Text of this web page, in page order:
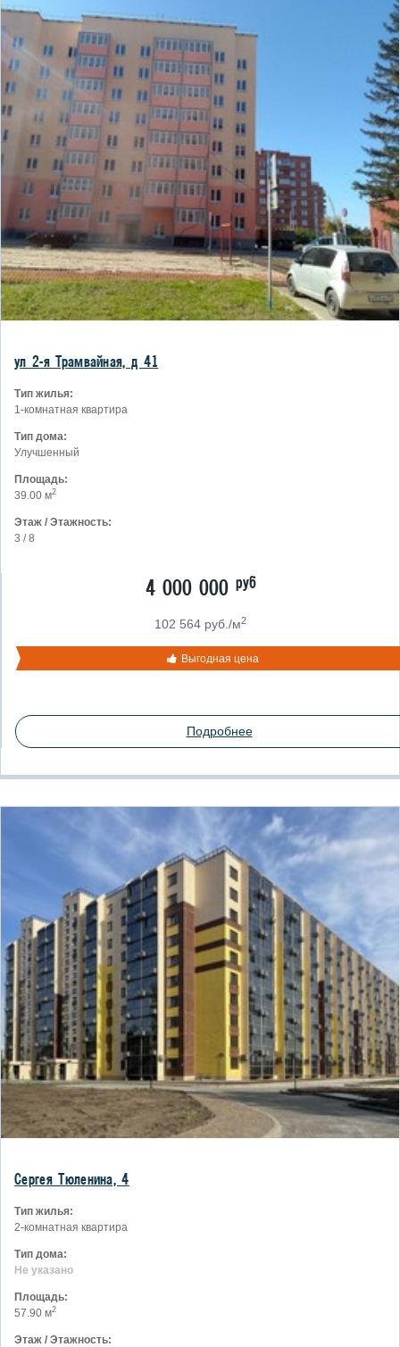
ул 2-я Трамвайная, д 41
Тип жилья:
1-комнатная квартира
Тип дома:
Улучшенный
Площадь:
39.00 м2
Этаж / Этажность:
3 / 8
4 000 000 руб
102 564 руб./м2
Выгодная цена
Подробнее
Сергея Тюленина, 4
Тип жилья:
2-комнатная квартира
Тип дома:
Не указано
Площадь:
57.90 м2
Этаж / Этажность: